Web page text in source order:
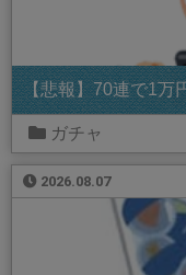
【悲報】70連で1万
ガチャ
2026.08.07